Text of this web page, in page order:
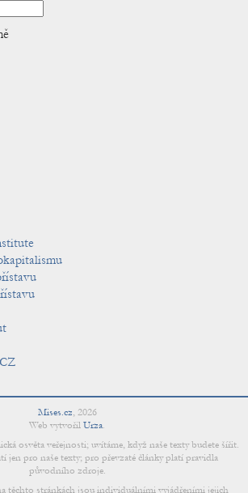
Mises.cz, 2026
Web vytvořil Urza.
osvěta veřejnosti; uvítáme, když naše texty budete šířit.
jen pro naše texty; pro převzaté články platí pravidla
původního zdroje.
těchto stránkách jsou individuálními vyjádřeními jejich